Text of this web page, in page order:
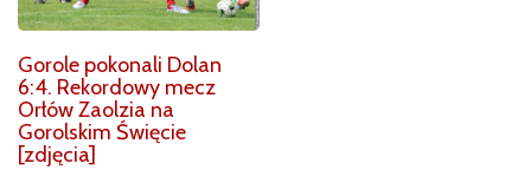
Gorole pokonali Dolan
6:4. Rekordowy mecz
Orłów Zaolzia na
Gorolskim Święcie
[zdjęcia]